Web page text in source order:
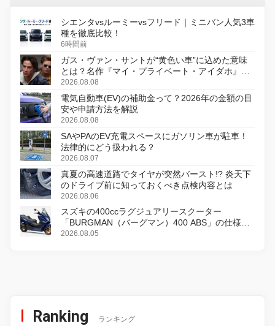
シエンタvsルーミーvsフリード｜ミニバン人気3車
種を徹底比較！
6時間前
ガス・ヴァン・サントが“黄色い車”に込めた意味
とは？名作『マイ・プライベート・アイダホ』が
初のデジタルリマスター版で復活
2026.08.08
電気自動車(EV)の補助金って？2026年の金額の目
安や申請方法を解説
2026.08.08
SAやPAのEV充電スペースにガソリン車が駐車！
法律的にどう扱われる？
2026.08.07
真夏の高速道路でタイヤが突然バースト!? 炎天下
のドライブ前に知っておくべき点検内容とは
2026.08.06
スズキの400ccラグジュアリースクーター
「BURGMAN（バーグマン）400 ABS」の仕様を
変更し、8月18日に発売
2026.08.05
Ranking ランキング